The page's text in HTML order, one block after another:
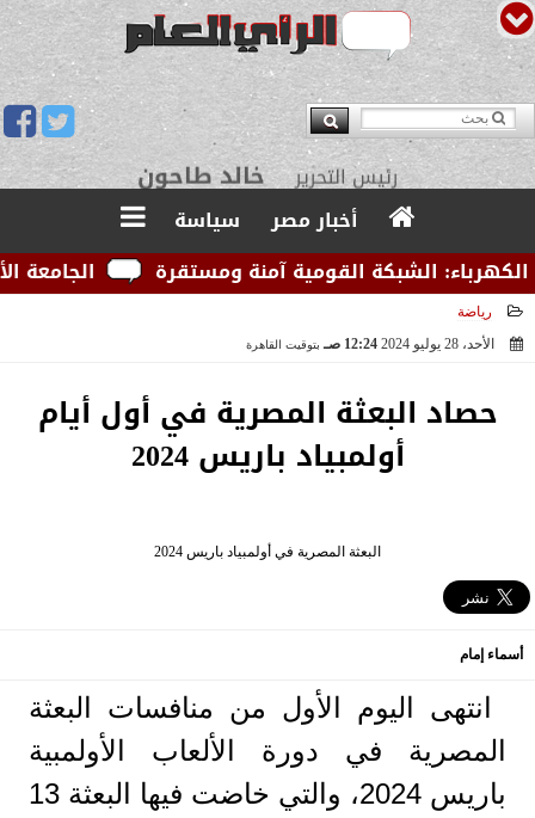
مدير التحرير يوسف قبودان
أخبار مصر
سياسة
الجامعة
الشبكة القومية آمنة ومستقرة
رياضة
الأحد، 28 يوليو 2024
12:24 صـ بتوقيت القاهرة
حصاد البعثة المصرية في أول أيام
أولمبياد باريس 2024
البعثة المصرية في أولمبياد باريس 2024
أسماء إمام
انتهى اليوم الأول من منافسات البعثة
المصرية في دورة الألعاب الأولمبية
باريس 2024، والتي خاضت فيها البعثة 13